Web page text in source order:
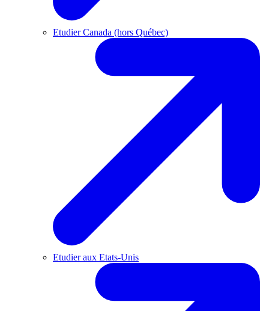
Etudier Canada (hors Québec)
Etudier aux Etats-Unis